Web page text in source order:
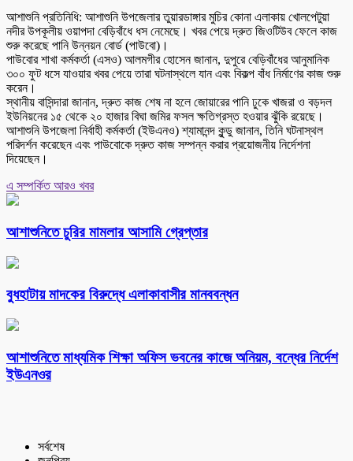
আশাশুনি প্রতিনিধি: আশাশুনি উপজেলার তুয়ারডাঙ্গার মুচির কোনা এলাকায় খোলপেটুয়া
নদীর উপকূলীয় ওয়াপদা বেড়িবাঁধে ধস নেমেছে। খবর পেয়ে দ্রুত জিওটিউব ফেলে কাজ
শুরু করেছে পানি উন্নয়ন বোর্ড (পাউবো)।
পাউবোর শাখা কর্মকর্তা (এসও) আলমগীর হোসেন জানান, দুপুরে বেড়িবাঁধের আনুমানিক
৩০০ ফুট ধসে যাওয়ার খবর পেয়ে তারা ঘটনাস্থলে যান এবং বিকল্প বাঁধ নির্মাণের কাজ শুরু
করেন।
স্থানীয় বাসিন্দারা জানান, দ্রুত কাজ শেষ না হলে জোয়ারের পানি ঢুকে খাজরা ও বড়দল
ইউনিয়নের ১৫ থেকে ২০ হাজার বিঘা জমির ফসল ক্ষতিগ্রস্ত হওয়ার ঝুঁকি রয়েছে।
আশাশুনি উপজেলা নির্বাহী কর্মকর্তা (ইউএনও) শ্যামানন্দ কুন্ডু জানান, তিনি ঘটনাস্থল
পরিদর্শন করেছেন এবং পাউবোকে দ্রুত কাজ সম্পন্ন করার প্রয়োজনীয় নির্দেশনা
দিয়েছেন।
এ সম্পর্কিত আরও খবর
আশাশুনিতে চুরির মামলার আসামি গ্রেপ্তার
বুধহাটায় মাদকের বিরুদ্ধে এলাকাবাসীর মানববন্ধন
আশাশুনিতে মাধ্যমিক শিক্ষা অফিস ভবনের কাজে অনিয়ম, বন্ধের নির্দেশ
ইউএনওর
সর্বশেষ